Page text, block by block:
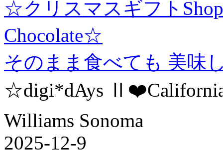
☆クリスマスギフト
Chocolate☆
そのまま食べても 美味
☆digi*dAys
Williams Sonoma
2025-12-9